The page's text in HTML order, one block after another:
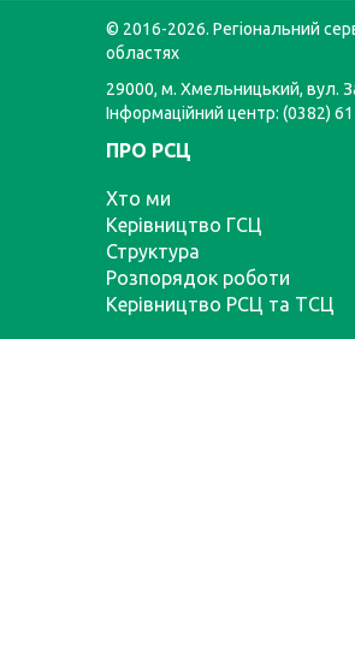
© 2016-2026. Регіональний
областях
29000, м. Хмельницький, вул.
Інформаційний центр: (0382)
ПРО РСЦ
Хто ми
Керівництво ГСЦ
Структура
Розпорядок роботи
Керівництво РСЦ та ТСЦ